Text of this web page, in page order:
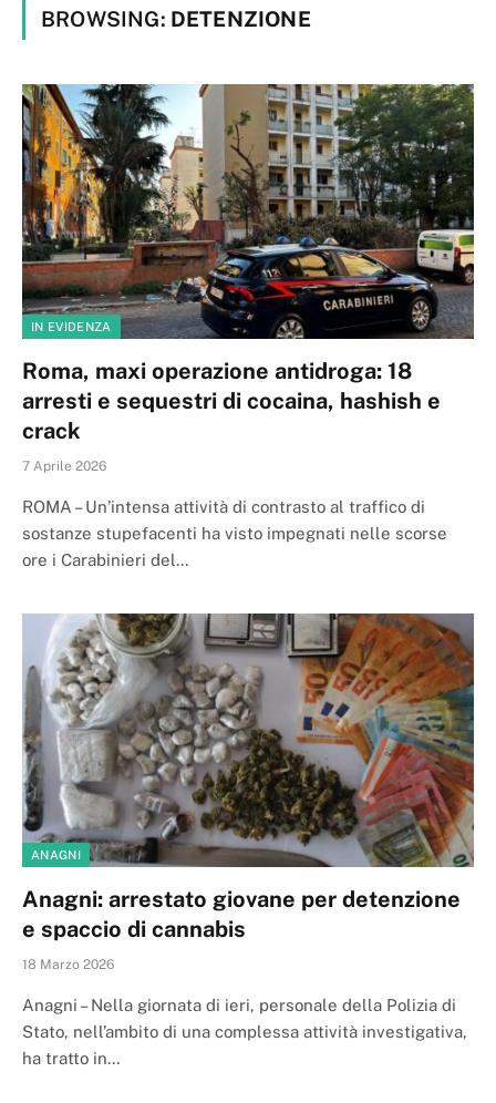
BROWSING: DETENZIONE
IN EVIDENZA
Roma, maxi operazione antidroga: 18
arresti e sequestri di cocaina, hashish e
crack
7 Aprile 2026
ROMA – Un’intensa attività di contrasto al traffico di
sostanze stupefacenti ha visto impegnati nelle scorse
ore i Carabinieri del…
ANAGNI
Anagni: arrestato giovane per detenzione
e spaccio di cannabis
18 Marzo 2026
Anagni – Nella giornata di ieri, personale della Polizia di
Stato, nell’ambito di una complessa attività investigativa,
ha tratto in…